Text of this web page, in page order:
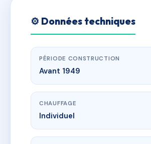
⚙️ Données techniques
PÉRIODE CONSTRUCTION
Avant 1949
CHAUFFAGE
Individuel